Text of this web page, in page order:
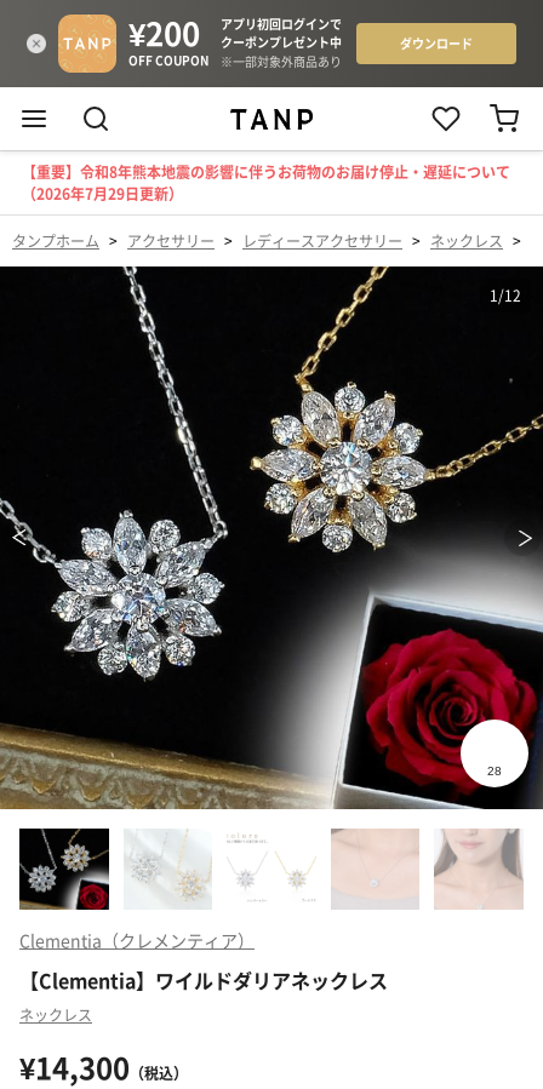
【重要】令和8年熊本地震の影響に伴うお荷物のお届け停止・遅延について
（2026年7月29日更新）
タンプホーム > アクセサリー > レディースアクセサリー > ネックレス >
1/12
Clementia（クレメンティア）
【Clementia】ワイルドダリアネックレス
ネックレス
¥14,300 （税込）